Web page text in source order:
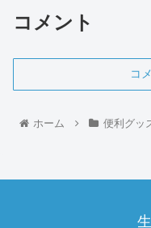
コメント
コ
ホーム 便利グッ